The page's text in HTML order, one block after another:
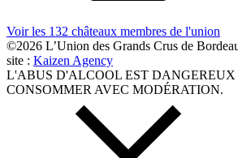
Voir les 132 châteaux membres de l'union
©2026 L’Union des Grands Crus de
site : Kaizen Agency
L'ABUS D'ALCOOL EST
CONSOMMER AVEC MODÉRATION.